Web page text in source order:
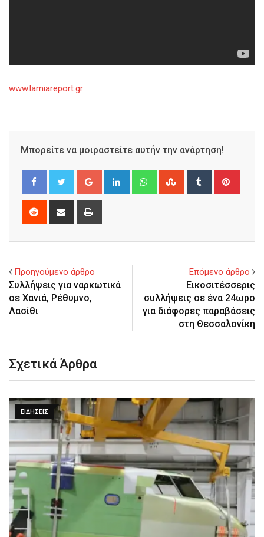
www.lamiareport.gr
Μπορείτε να μοιραστείτε αυτήν την ανάρτηση!
Google+ LinkedIn WhatsappStumbleUpon
Tumblr
Reddit
Share
Προηγούμενο άρθρο
Συλλήψεις για ναρκωτικά
σε Χανιά, Ρέθυμνο,
Λασίθι
Επόμενο άρθρο
Εικοσιτέσσερις
συλλήψεις σε ένα 24ωρο
για διάφορες παραβάσεις
στη Θεσσαλονίκη
Σχετικά Άρθρα
ΕΙΔΉΣΕΙΣ